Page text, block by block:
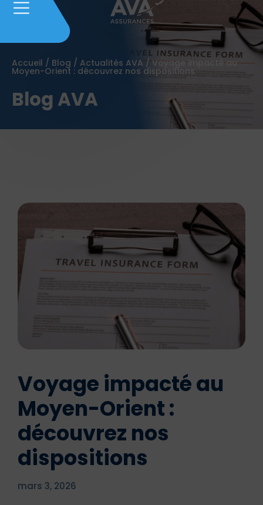
Accueil / Blog / Actualités AVA / Voyage impacté au
Moyen-Orient : découvrez nos dispositions
Blog AVA
Voyage impacté au
Moyen-Orient :
découvrez nos
dispositions
mars 3, 2026